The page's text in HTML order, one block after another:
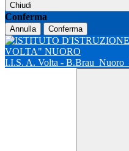
Chiudi
Conferma
Annulla Conferma
I.I.S. A. Volta - B.Brau Nuoro